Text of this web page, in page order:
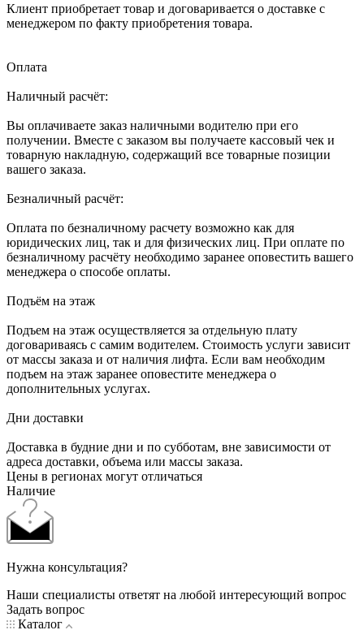
Клиент приобретает товар и договаривается о доставке с
менеджером по факту приобретения товара.
Оплата
Наличный расчёт:
Вы оплачиваете заказ наличными водителю при его
получении. Вместе с заказом вы получаете кассовый чек и
товарную накладную, содержащий все товарные позиции
вашего заказа.
Безналичный расчёт:
Оплата по безналичному расчету возможно как для
юридических лиц, так и для физических лиц. При оплате по
безналичному расчёту необходимо заранее оповестить вашего
менеджера о способе оплаты.
Подъём на этаж
Подъем на этаж осуществляется за отдельную плату
договариваясь с самим водителем. Стоимость услуги зависит
от массы заказа и от наличия лифта. Если вам необходим
подъем на этаж заранее оповестите менеджера о
дополнительных услугах.
Дни доставки
Доставка в будние дни и по субботам, вне зависимости от
адреса доставки, объема или массы заказа.
Цены в регионах могут отличаться
Наличие
Нужна консультация?
Наши специалисты ответят на любой интересующий вопрос
Задать вопрос
Каталог